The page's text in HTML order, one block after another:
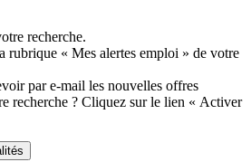
recherche.
rubrique « Mes alertes emploi » de votre
par e-mail les nouvelles offres
recherche ? Cliquez sur le lien « Activer